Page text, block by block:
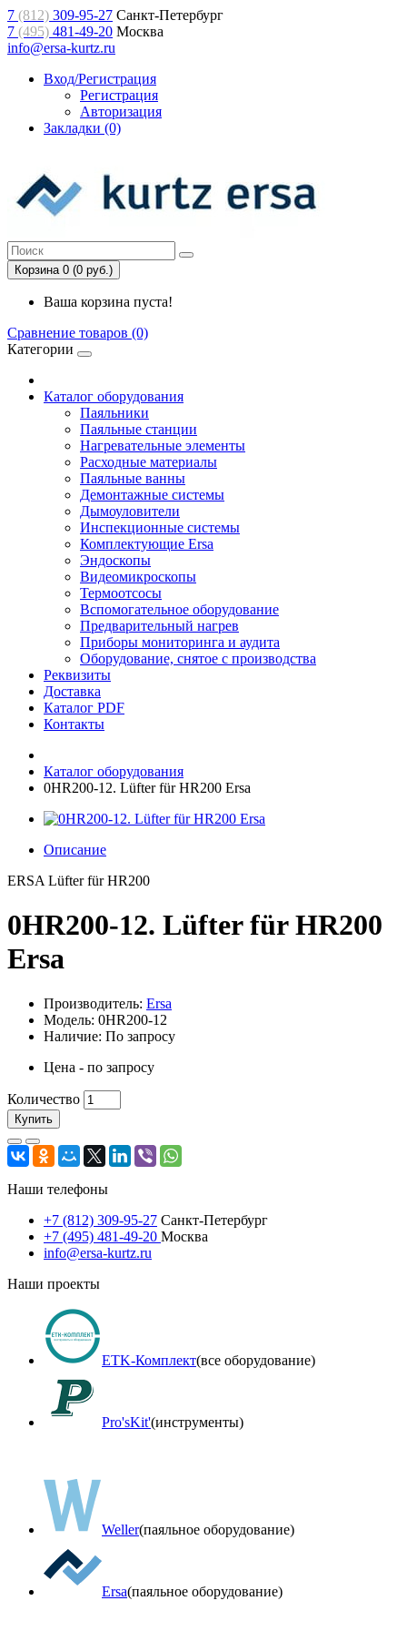
7 (812) 309-95-27 Санкт-Петербург
7 (495) 481-49-20 Москва
info@ersa-kurtz.ru
Вход/Регистрация
Регистрация
Авторизация
Закладки (0)
Корзина 0 (0 руб.)
Ваша корзина пуста!
Сравнение товаров (0)
Категории
Каталог оборудования
Паяльники
Паяльные станции
Нагревательные элементы
Расходные материалы
Паяльные ванны
Демонтажные системы
Дымоуловители
Инспекционные системы
Комплектующие Ersa
Эндоскопы
Видеомикроскопы
Термоотсосы
Вспомогательное оборудование
Предварительный нагрев
Приборы мониторинга и аудита
Оборудование, снятое с производства
Реквизиты
Доставка
Каталог PDF
Контакты
Каталог оборудования
0HR200-12. Lüfter für HR200 Ersa
Описание
ERSA Lüfter für HR200
0HR200-12. Lüfter für HR200
Ersa
Производитель: Ersa
Модель: 0HR200-12
Наличие: По запросу
Цена - по запросу
Количество
Купить
Наши телефоны
+7 (812) 309-95-27 Санкт-Петербург
+7 (495) 481-49-20 Москва
info@ersa-kurtz.ru
Наши проекты
ETK-Комплект(все оборудование)
Pro'sKit'(инструменты)
Weller(паяльное оборудование)
Ersa(паяльное оборудование)